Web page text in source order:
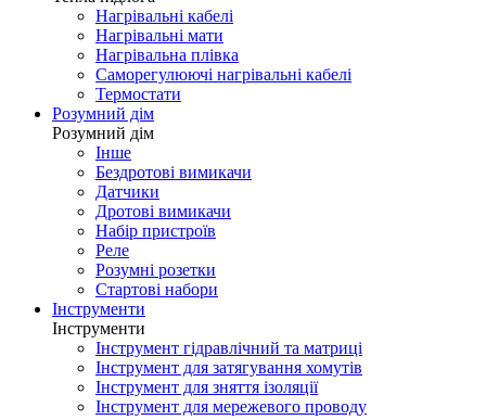
Нагрівальні кабелі
Нагрівальні мати
Нагрівальна плівка
Саморегулюючі нагрівальні кабелі
Термостати
Розумний дім
Розумний дім
Інше
Бездротові вимикачи
Датчики
Дротові вимикачи
Набір пристроїв
Реле
Розумні розетки
Стартові набори
Інструменти
Інструменти
Інструмент гідравлічний та матриці
Інструмент для затягування хомутів
Інструмент для зняття ізоляції
Інструмент для мережевого проводу